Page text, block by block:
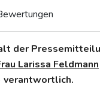
der
Larissa Feldmann
verantwortlich.